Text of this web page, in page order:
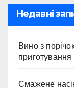
Недавні
Вино з
приготування
Смажене